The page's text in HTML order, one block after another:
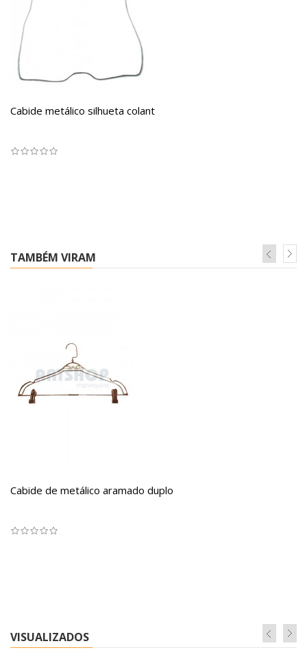
Cabide metálico silhueta colant
TAMBÉM VIRAM
Cabide de metálico aramado duplo
VISUALIZADOS